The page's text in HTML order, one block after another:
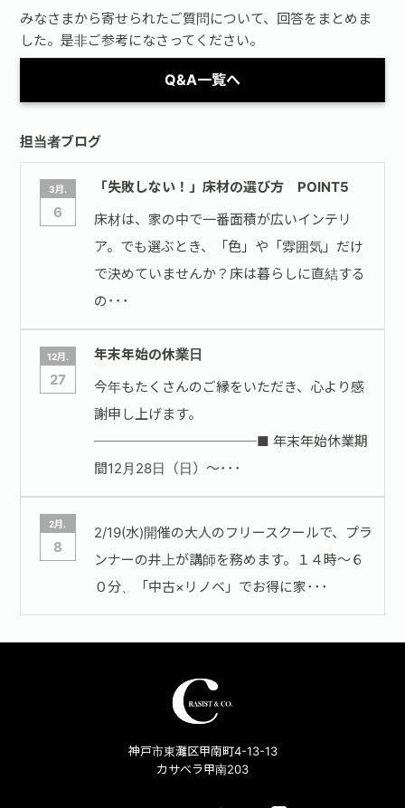
みなさまから寄せられたご質問について、回答をまとめま
した。是非ご参考になさってください。
Q&A一覧へ
担当者ブログ
3月.
6
「失敗しない！」床材の選び方 POINT5
床材は、家の中で一番面積が広いインテリ
ア。でも選ぶとき、「色」や「雰囲気」だけ
で決めていませんか？床は暮らしに直結する
の･･･
12月.
27
年末年始の休業日
今年もたくさんのご縁をいただき、心より感
謝申し上げます。
────────────■ 年末年始休業期
間12月28日（日）～･･･
2月.
8
2/19(水)開催の大人のフリースクールで、プラ
ンナーの井上が講師を務めます。１４時～６
０分、「中古×リノベ」でお得に家･･･
神戸市東灘区甲南町4-13-13
カサベラ甲南203